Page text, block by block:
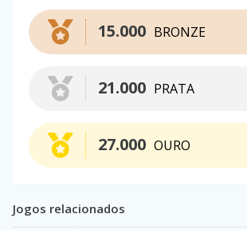
BRONZE
15.000
PRATA
21.000
OURO
27.000
Jogos relacionados